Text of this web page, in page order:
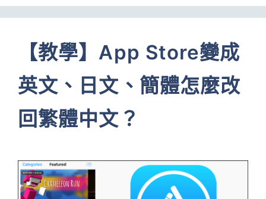
【教學】App Store變成
英文、日文、簡體怎麼改
回繁體中文？